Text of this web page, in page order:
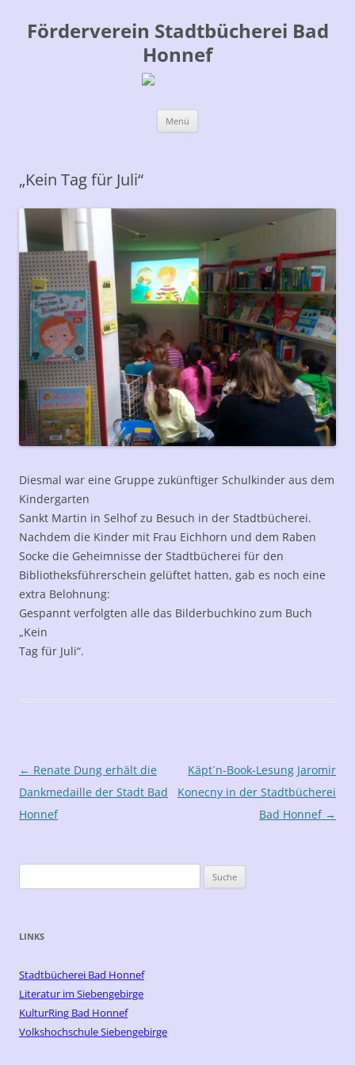
Förderverein Stadtbücherei Bad
Honnef
Menü
„Kein Tag für Juli“
Diesmal war eine Gruppe zukünftiger Schulkinder aus dem
Kindergarten
Sankt Martin in Selhof zu Besuch in der Stadtbücherei.
Nachdem die Kinder mit Frau Eichhorn und dem Raben
Socke die Geheimnisse der Stadtbücherei für den
Bibliotheksführerschein gelüftet hatten, gab es noch eine
extra Belohnung:
Gespannt verfolgten alle das Bilderbuchkino zum Buch
„Kein
Tag für Juli“.
Beitrags-
Navigation
← Renate Dung erhält die
Dankmedaille der Stadt Bad
Honnef
Käpt´n-Book-Lesung Jaromir
Konecny in der Stadtbücherei
Bad Honnef →
nach:
LINKS
Stadtbücherei Bad Honnef
Literatur im Siebengebirge
KulturRing Bad Honnef
Volkshochschule Siebengebirge